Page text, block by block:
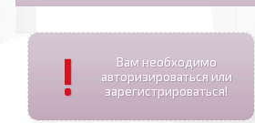
!
Вам необходимо
авторизироваться или
зарегистрироваться!